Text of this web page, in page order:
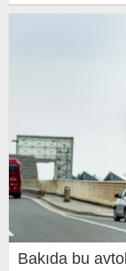
Bakıda bu